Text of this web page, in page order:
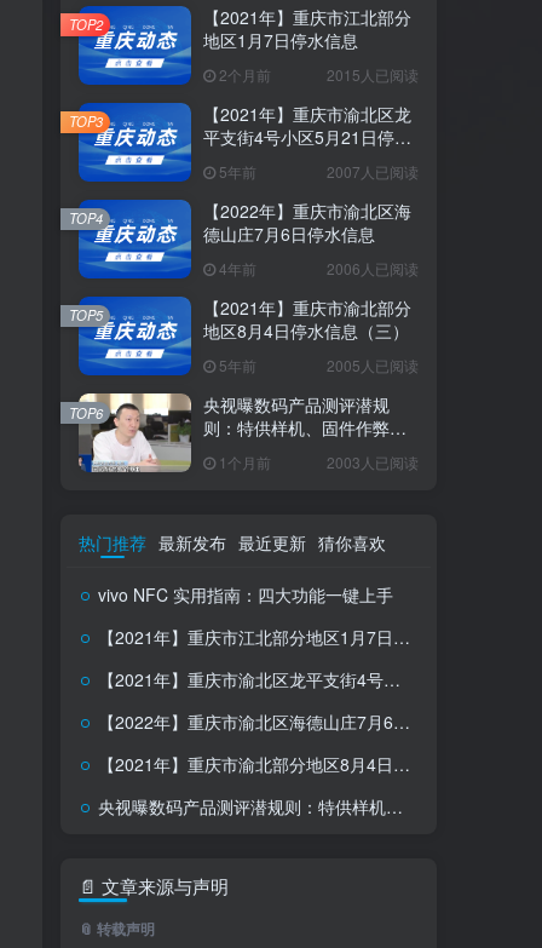
【2021年】重庆市江北部分
地区1月7日停水信息
2个月前 2015人已阅读
TOP2
【2021年】重庆市渝北区龙
平支街4号小区5月21日停水
5年前 2007人已阅读
TOP3
【2022年】重庆市渝北区海
德山庄7月6日停水信息
4年前 2006人已阅读
TOP4
【2021年】重庆市渝北部分
地区8月4日停水信息（三）
5年前 2005人已阅读
TOP5
央视曝数码产品测评潜规
则：特供样机、固件作弊、
1个月前 2003人已阅读
TOP6
热门推荐 最新发布 最近更新 猜你喜欢
vivo NFC 实用指南：四大功能一键上手
【2021年】重庆市江北部分地区1月7日停水信息
【2021年】重庆市渝北区龙平支街4号小区5月21日停水信息
【2022年】重庆市渝北区海德山庄7月6日停水信息
【2021年】重庆市渝北部分地区8月4日停水信息（三）
央视曝数码产品测评潜规则：特供样机、固件作弊、云端调控
📄 文章来源与声明
📎 转载声明